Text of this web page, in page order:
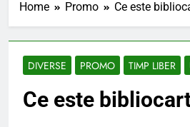
5
meu
6 Ani
Home Promo Ce este
DIVERSE PROMO TIMP LIBER
Ce este